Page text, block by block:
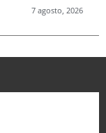
7 agosto, 2026